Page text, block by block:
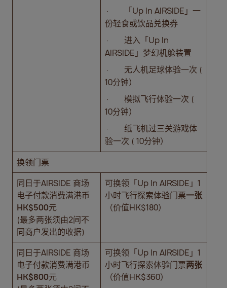
· 「Up In AIRSIDE」一
份轻食或饮品兑换券
· 进入「Up In
AIRSIDE」梦幻机舱装置
· 无人机足球体验一次 (
10分钟）
· 模拟飞行体验一次 (
10分钟）
· 纸飞机过三关游戏体
验一次 ( 10分钟）
换领门票
同日于AIRSIDE 商场
电子付款消费满港币
HK$500元
(最多两张须由2间不
同商户发出的收据)
可换领「Up In AIRSIDE」1
小时飞行探索体验门票一张
（价值HK$180）
同日于AIRSIDE 商场
电子付款消费满港币
HK$800元
可换领「Up In AIRSIDE」1
小时飞行探索体验门票两张
（价值HK$360）